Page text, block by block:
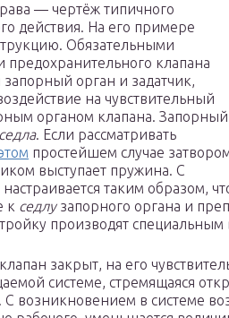
— чертёж типичного
действия. На его примере
Обязательными
клапана
орган и задатчик,
на чувствительный
органом клапана. Запорный
седла. Если рассматривать
простейшем случае
выступает пружина. С
таким образом,
к седлузапорного органа и
производят специальным
закрыт, на его
системе, стремящаяся
С возникновением в системе